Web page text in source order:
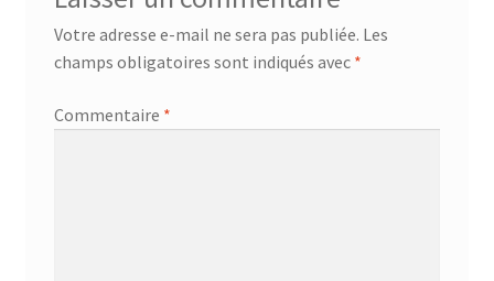
Votre adresse e-mail ne sera pas publiée. Les
champs obligatoires sont indiqués avec *
Commentaire *